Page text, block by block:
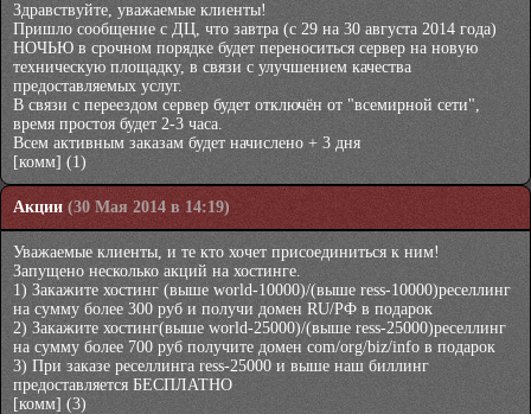
Здравствуйте, уважаемые клиенты!
Пришло сообщение с ДЦ, что завтра (с 29 на 30 августа 2014 года)
НОЧЬЮ в срочном порядке будет переноситься сервер на новую
техническую площадку, в связи с улучшением качества
предоставляемых услуг.
В связи с переездом сервер будет отключён от "всемирной сети",
время простоя будет 2-3 часа.
Всем активным заказам будет начислено + 3 дня
[комм] (1)
Акции (30 Мая 2014 в 14:19)
Уважаемые клиенты, и те кто хочет присоединиться к ним!
Запущено несколько акций на хостинге.
1) Закажите хостинг (выше world-10000)/(выше ress-10000)реселлинг
на сумму более 300 руб и получи домен RU/РФ в подарок
2) Закажите хостинг(выше world-25000)/(выше ress-25000)реселлинг
на сумму более 700 руб получите домен com/org/biz/info в подарок
3) При заказе реселлинга ress-25000 и выше наш биллинг
предоставляется БЕСПЛАТНО
[комм] (3)